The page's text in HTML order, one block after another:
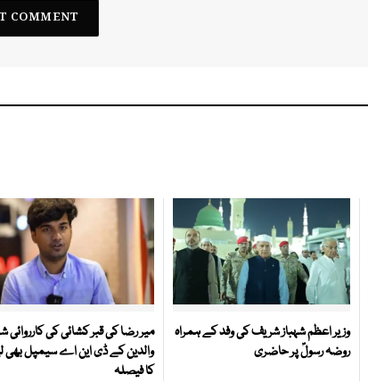
وزیر اعظم شہباز شریف کی وفد کے ہمراہ
روضہ رسولؐ پر حاضری
میر رضا کی قبر کشائی کی کارروائی
والدین کے ڈی این اے سیمپل بھی
کا فیصلہ